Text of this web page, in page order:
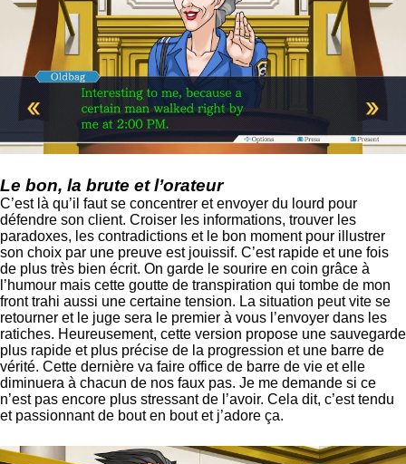
Le bon, la brute et l’orateur
C’est là qu’il faut se concentrer et envoyer du lourd pour
défendre son client. Croiser les informations, trouver les
paradoxes, les contradictions et le bon moment pour illustrer
son choix par une preuve est jouissif. C’est rapide et une fois
de plus très bien écrit. On garde le sourire en coin grâce à
l’humour mais cette goutte de transpiration qui tombe de mon
front trahi aussi une certaine tension. La situation peut vite se
retourner et le juge sera le premier à vous l’envoyer dans les
ratiches. Heureusement, cette version propose une sauvegarde
plus rapide et plus précise de la progression et une barre de
vérité. Cette dernière va faire office de barre de vie et elle
diminuera à chacun de nos faux pas. Je me demande si ce
n’est pas encore plus stressant de l’avoir. Cela dit, c’est tendu
et passionnant de bout en bout et j’adore ça.